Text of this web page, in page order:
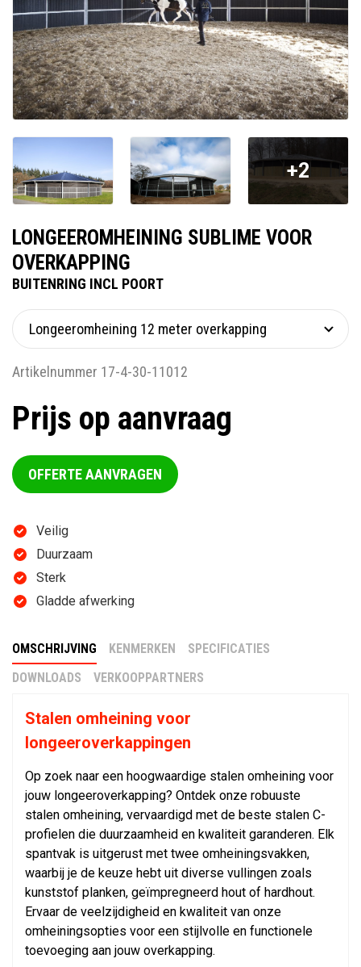
LONGEEROMHEINING SUBLIME VOOR
OVERKAPPING
BUITENRING INCL POORT
Artikelnummer 17-4-30-11012
Prijs op aanvraag
OFFERTE AANVRAGEN
Veilig
Duurzaam
Sterk
Gladde afwerking
+2
OMSCHRIJVING KENMERKEN
SPECIFICATIES
DOWNLOADS
VERKOOPPARTNERS
Stalen omheining voor
longeeroverkappingen
Op zoek naar een hoogwaardige stalen omheining voor
jouw longeeroverkapping? Ontdek onze robuuste
stalen omheining, vervaardigd met de beste stalen C-
profielen die duurzaamheid en kwaliteit garanderen. Elk
spantvak is uitgerust met twee omheiningsvakken,
waarbij je de keuze hebt uit diverse vullingen zoals
kunststof planken, geïmpregneerd hout of hardhout.
Ervaar de veelzijdigheid en kwaliteit van onze
omheiningsopties voor een stijlvolle en functionele
toevoeging aan jouw overkapping.